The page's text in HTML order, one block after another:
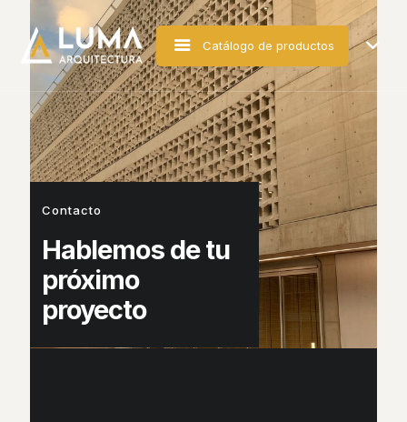
Catálogo de productos
Contacto
Hablemos de tu
próximo
proyecto